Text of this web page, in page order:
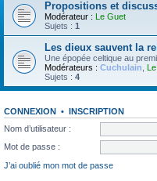
Propositions et
Modérateur : Le Guet
Sujets : 1
Les dieux sauvent la
Une épopée celtique au
Modérateurs : Cuchulain
Sujets : 4
CONNEXION • INSCRIPTION
Nom d’utilisateur :
Mot de passe :
J’ai oublié mon mot de passe